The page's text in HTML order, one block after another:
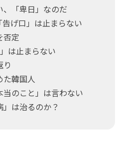
「卑日」なのだ
げ口」は止まらない
定
は止まらない
韓国人
のこと」は言わない
は治るのか？